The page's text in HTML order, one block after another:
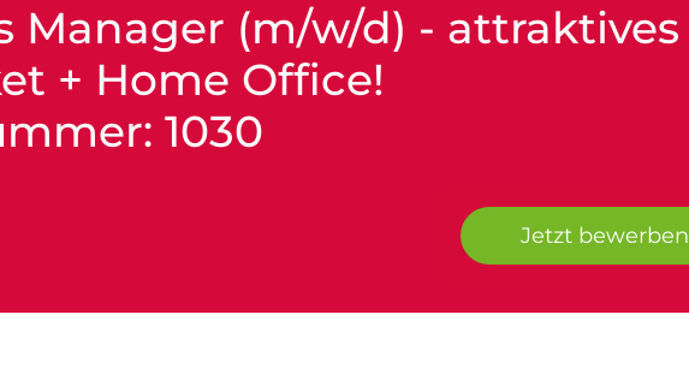
Manager (m/w/d) - attraktives
+ Home Office!
1030
Jetzt bewerben